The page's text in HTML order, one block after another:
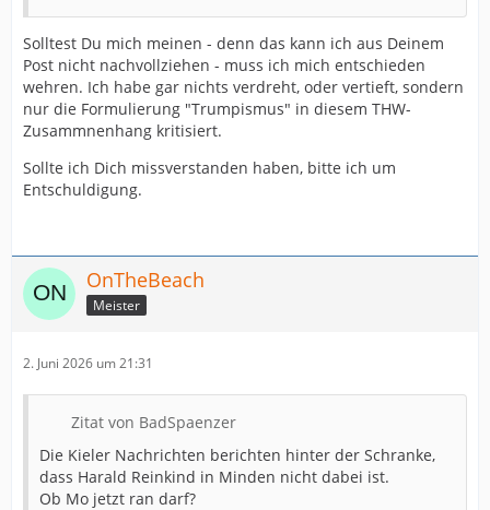
Solltest Du mich meinen - denn das kann ich aus Deinem
Post nicht nachvollziehen - muss ich mich entschieden
wehren. Ich habe gar nichts verdreht, oder vertieft, sondern
nur die Formulierung "Trumpismus" in diesem THW-
Zusammnenhang kritisiert.
Sollte ich Dich missverstanden haben, bitte ich um
Entschuldigung.
OnTheBeach
Meister
2. Juni 2026 um 21:31
Zitat von BadSpaenzer
Die Kieler Nachrichten berichten hinter der Schranke,
dass Harald Reinkind in Minden nicht dabei ist.
Ob Mo jetzt ran darf?